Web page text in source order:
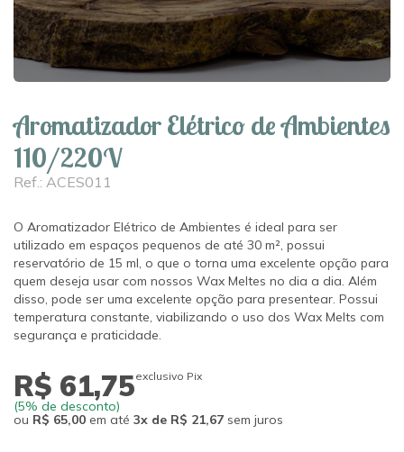
Aromatizador Elétrico de Ambientes
110/220V
Ref.: ACES011
O Aromatizador Elétrico de Ambientes é ideal para ser
utilizado em espaços pequenos de até 30 m², possui
reservatório de 15 ml, o que o torna uma excelente opção para
quem deseja usar com nossos Wax Meltes no dia a dia. Além
disso, pode ser uma excelente opção para presentear. Possui
temperatura constante, viabilizando o uso dos Wax Melts com
segurança e praticidade.
R$ 61,75exclusivo Pix
(5% de desconto)
ou R$ 65,00 em até 3x de R$ 21,67 sem juros